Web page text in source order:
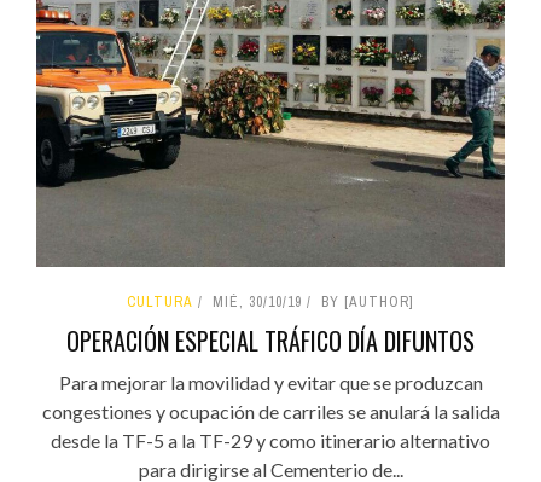
CULTURA MIÉ, 30/10/19 BY [AUTHOR]
OPERACIÓN ESPECIAL TRÁFICO DÍA DIFUNTOS
Para mejorar la movilidad y evitar que se produzcan
congestiones y ocupación de carriles se anulará la salida
desde la TF-5 a la TF-29 y como itinerario alternativo
para dirigirse al Cementerio de...